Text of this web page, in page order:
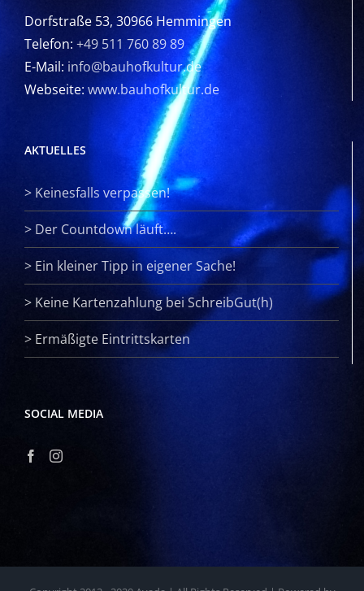
Dorfstraße 53, 30966 Hemmingen
Telefon: +49 511 760 89 89
E-Mail: info@bauhofkultur.de
Webseite: www.bauhofkultur.de
AKTUELLES
> Keinesfalls verpassen!
> Der Countdown läuft….
> Ein kleiner Tipp in eigener Sache!
> Keine Kartenzahlung bei SchreibGut(h)
> Ermäßigte Eintrittskarten
SOCIAL MEDIA